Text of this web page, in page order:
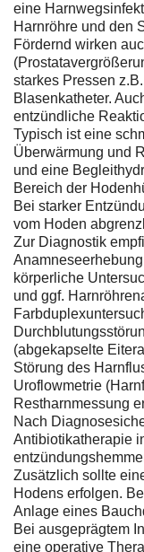
eine
Harnröhre und den
Fördernd wirken
starkes Pressen
Blasenkatheter.
entzündliche
Typisch ist eine
Überwärmung und
und eine
Bereich der
Bei starker
vom Hoden
Zur Diagnostik
körperliche
und ggf.
(abgekapselte
Störung des
Uroflowmetrie
Restharnmessung
Nach
Antibiotikatherapie
Zusätzlich sollte
Hodens erfolgen.
Anlage eines
Bei ausgeprägtem
eine operative